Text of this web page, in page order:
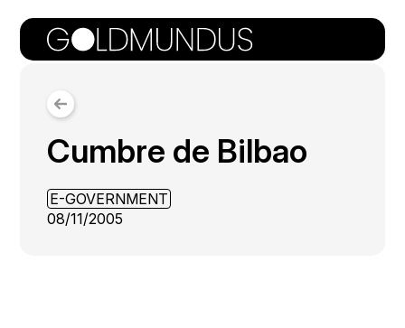
Cumbre de Bilbao
E-GOVERNMENT
08/11/2005